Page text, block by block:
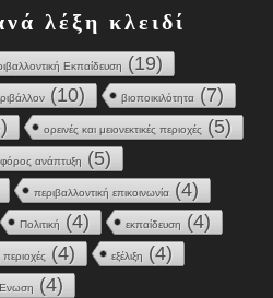
λέξη κλειδί
Εκπαίδευση (19)
(10) βιοποικιλότητα (7)
ορεινές και μειονεκτικές περιοχές (5)
ανάπτυξη (5)
περιβαλλοντική επικοινωνία (4)
Πολιτική (4) εκπαίδευση (4)
(4) εξέλιξη (4)
(4)